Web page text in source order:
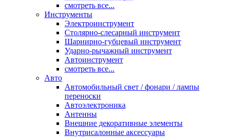
смотреть все...
Инструменты
Электроинструмент
Столярно-слесарный инструмент
Шарнирно-губцевый инструмент
Ударно-рычажный инструмент
Автоинструмент
смотреть все...
Авто
Автомобильный свет / фонари / лампы
переноски
Автоэлектроника
Антенны
Внешние декоративные элементы
Внутрисалонные аксессуары